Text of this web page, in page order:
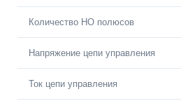
Количество НО полюсов
Напряжение цепи управления
Ток цепи управления